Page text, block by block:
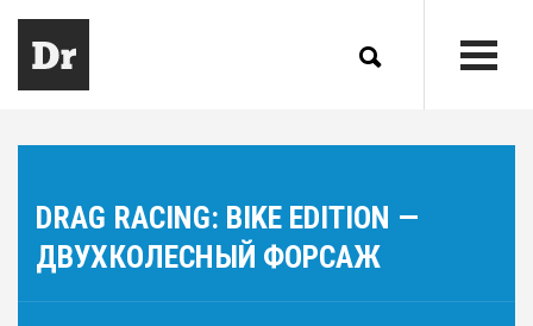
DRAG RAСING: BIKE EDITION —
ДВУХКОЛЕСНЫЙ ФОРСАЖ